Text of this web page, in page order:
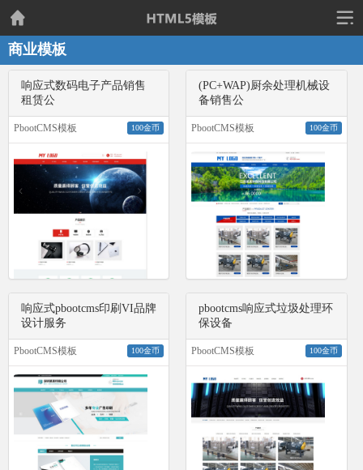
商业模板
响应式数码电子产品销售
租赁公
PbootCMS模板 100金币
(PC+WAP)厨余处理机械设
备销售公
PbootCMS模板 100金币
响应式pbootcms印刷VI品牌
设计服务
PbootCMS模板 100金币
pbootcms响应式垃圾处理环
保设备
PbootCMS模板 100金币